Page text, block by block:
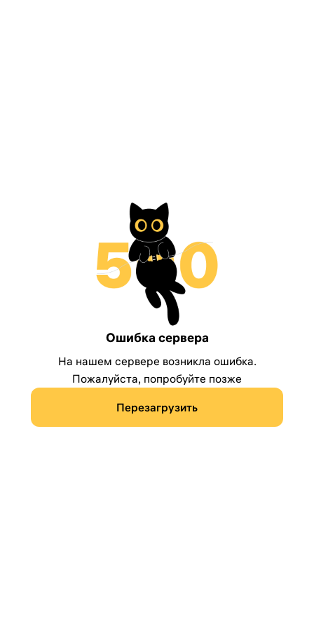
Ошибка сервера
На нашем сервере возникла ошибка.
Пожалуйста, попробуйте позже
Перезагрузить